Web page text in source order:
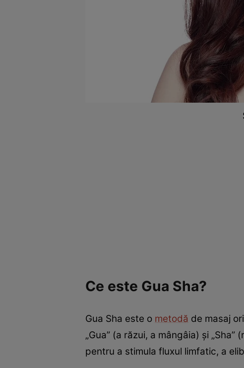
Ce este Gua Sha?
Gua Sha este o metodă de masaj
„Gua” (a răzui, a mângâia) și
pentru a stimula fluxul limfatic, a